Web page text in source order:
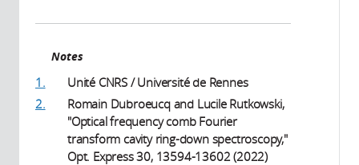
Notes
1.
Unité CNRS / Université de Rennes
2.
Romain Dubroeucq and Lucile Rutkowski,
"Optical frequency comb Fourier
transform cavity ring-down spectroscopy,"
Opt. Express 30, 13594-13602 (2022)